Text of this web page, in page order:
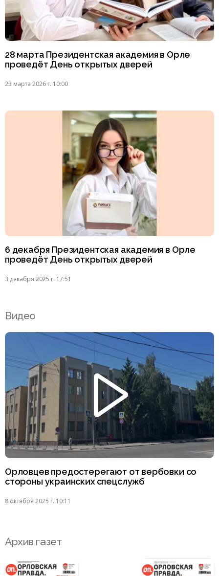
28 марта Президентская академия в Орле
проведёт День открытых дверей
23 марта 2026 г. 10:00
6 декабря Президентская академия в Орле
проведёт День открытых дверей
3 декабря 2025 г. 17:51
Видео
Орловцев предостерегают от вербовки со
стороны украинских спецслужб
8 октября 2025 г. 10:11
Архив газет